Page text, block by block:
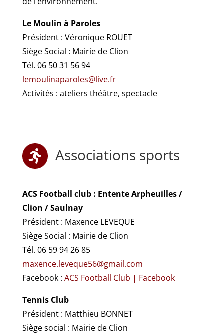
Le Moulin à Paroles
Président : Véronique ROUET
Siège Social : Mairie de Clion
Tél. 06 50 31 56 94
lemoulinaparoles@live.fr
Activités : ateliers théâtre, spectacle
 Associations sports
ACS Football club : Entente Arpheuilles /
Clion / Saulnay
Président : Maxence LEVEQUE
Siège Social : Mairie de Clion
Tél. 06 59 94 26 85
maxence.leveque56@gmail.com
Facebook : ACS Football Club | Facebook
Tennis Club
Président : Matthieu BONNET
Siège social : Mairie de Clion